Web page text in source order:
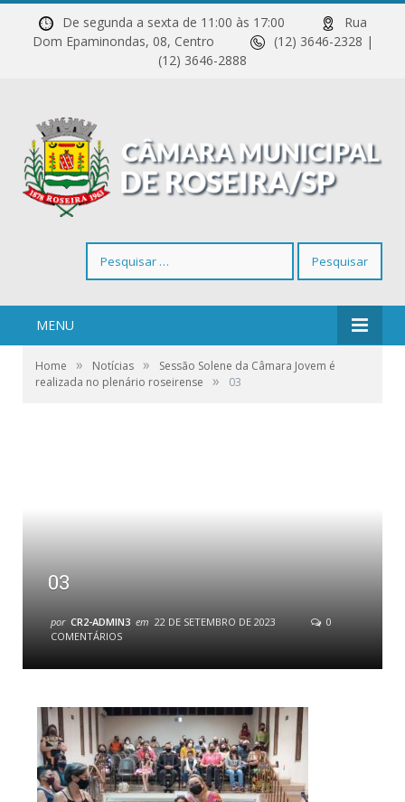
De segunda a sexta de 11:00 às 17:00
Rua
Dom Epaminondas, 08, Centro
(12) 3646-2328 |
(12) 3646-2888
por:
MENU
Home » Notícias »
Sessão Solene da Câmara Jovem é
realizada no plenário roseirense
» 03
03
por CR2-ADMIN3 em 22 DE SETEMBRO DE 2023
0
COMENTÁRIOS